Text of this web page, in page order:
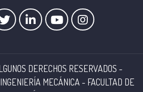
DERECHOS RESERVADOS -
MECÁNICA - FACULTAD DE